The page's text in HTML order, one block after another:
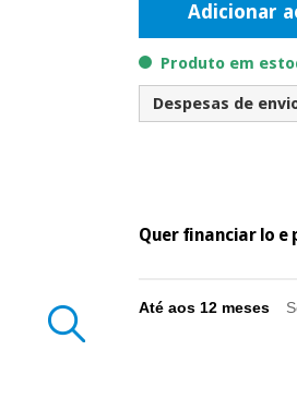
Adicionar
Produto em
Despesas de
Quer financiar lo e
Até aos 12 meses